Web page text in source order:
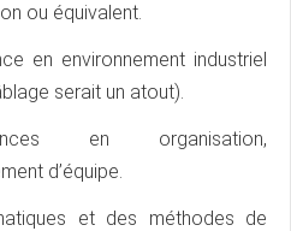
ou équivalent.
en environnement industriel
serait un atout).
en organisation,
d’équipe.
et des méthodes de